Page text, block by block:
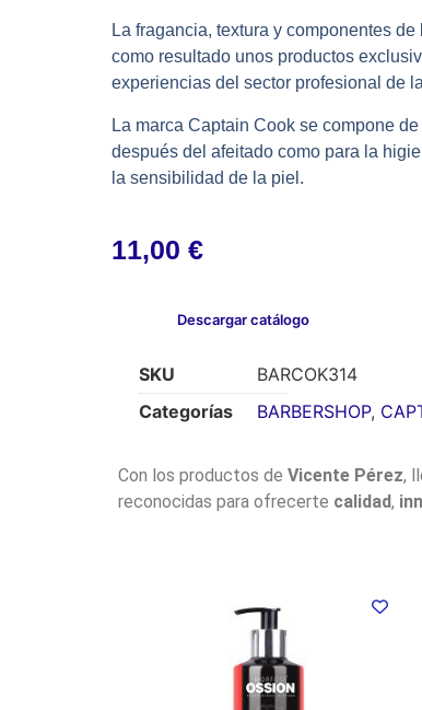
La fragancia, textura y componentes
como resultado unos productos
experiencias del sector profesional de
La marca Captain Cook se compone
después del afeitado como para la
la sensibilidad de la piel.
11,00 €
Descargar catálogo
SKU
BARCOK314
Categorías
BARBERSHOP,
Con los productos de Vicente Pérez,
reconocidas para ofrecerte calidad,